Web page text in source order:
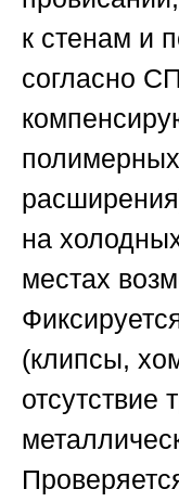
к стенам и
согласно
полимерных
на
местах
(клипсы,
отсутствие